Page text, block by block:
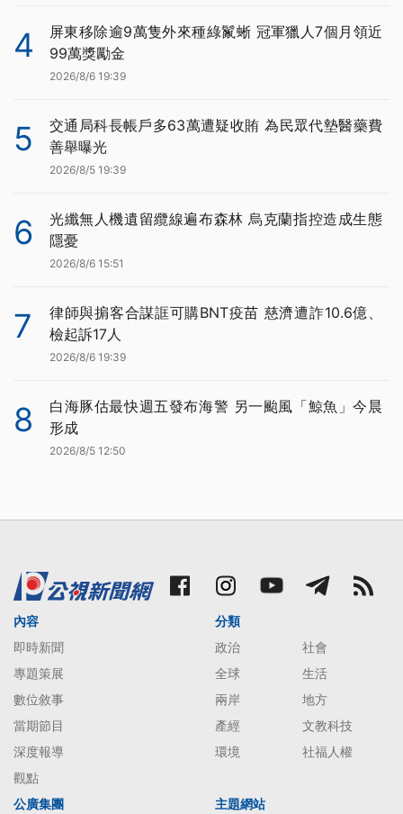
4
屏東移除逾9萬隻外來種綠鬣蜥 冠軍獵人7個月領近
99萬獎勵金
2026/8/6 19:39
5
交通局科長帳戶多63萬遭疑收賄 為民眾代墊醫藥費
善舉曝光
2026/8/5 19:39
6
光纖無人機遺留纜線遍布森林 烏克蘭指控造成生態
隱憂
2026/8/6 15:51
7
律師與掮客合謀誆可購BNT疫苗 慈濟遭詐10.6億、
檢起訴17人
2026/8/6 19:39
8
白海豚估最快週五發布海警 另一颱風「鯨魚」今晨
形成
2026/8/5 12:50
內容
即時新聞
專題策展
數位敘事
當期節目
深度報導
觀點
分類
政治
社會
全球
生活
兩岸
地方
產經
文教科技
環境
社福人權
公廣集團 主題網站